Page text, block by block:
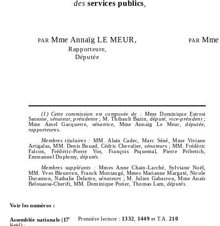
desservices publics
par Mme Annaïg LE MEUR,
Rapporteure,
Députée
par Mme
(1) Cette commission est composée de : Mme Dominique Estrosi
Sassone,sénateur, présidente; M. Thibault Bazin, député, vice‑président ;
Mme Amel Gacquerre, sénatrice, Mme Annaïg Le Meur,députée,
rapporteures.
Membres titulaires :MM. Alain Cadec, Marc Séné, Mme Viviane
Artigalas, MM. Denis Bouad, Cédric Chevalier,sénateurs; MM. Frédéric
Falcon, Frédéric‑Pierre Vos, François Piquemal, Pierre Pribetich,
Emmanuel Duplessy, députés.
Membres suppléants
:Mmes Anne Chain-Larché, Sylviane Noël,
MM. Yves Bleunven, Franck Montaugé, Mmes Marianne Margaté, Nicole
Duranton, Nathalie Delattre,sénateurs ; M. Julien Gabarron, Mme Anaïs
Belouassa‑Cherifi, MM. Dominique Potier, Thomas Lam, députés.
Voir les numéros :
Assemblée nationale(17e Première lecture : 1332, 1449 et T.A.210